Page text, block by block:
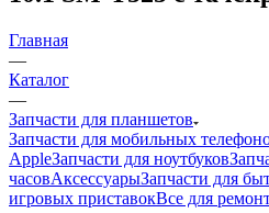
Главная
—
Каталог
—
Запчасти для планшетов
Запчасти для мобильных
AppleЗапчасти для ноутбуков
часовАксессуарыЗапчасти для
игровых приставокВсе для